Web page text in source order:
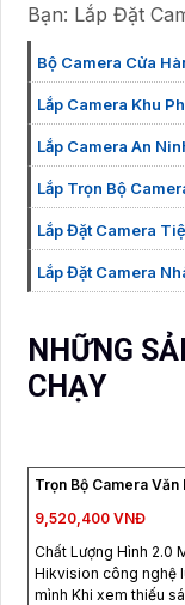
Bạn: Lắp Đặt
Bộ Camera Cửa
Lắp Camera Khu
Lắp Camera An
Lắp Trọn Bộ
Lắp Đặt Camera
Lắp Đặt Camera
NHỮNG
CHẠY
Trọn Bộ Camera
9,520,400 VNĐ
Chất Lượng Hình 2.0
Hikvision công nghệ
mình Khi xem thiếu